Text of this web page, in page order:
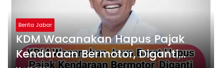
Berita Jabar
KDM Wacanakan Hapus Pajak
Kendaraan Bermotor, Diganti